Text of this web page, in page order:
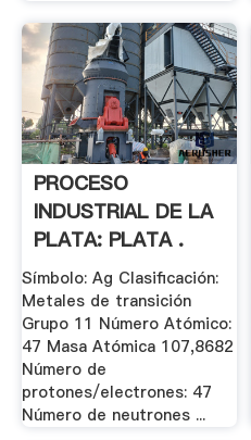
PROCESO
INDUSTRIAL DE LA
PLATA: PLATA .
Símbolo: Ag Clasificación:
Metales de transición
Grupo 11 Número Atómico:
47 Masa Atómica 107,8682
Número de
protones/electrones: 47
Número de neutrones ...